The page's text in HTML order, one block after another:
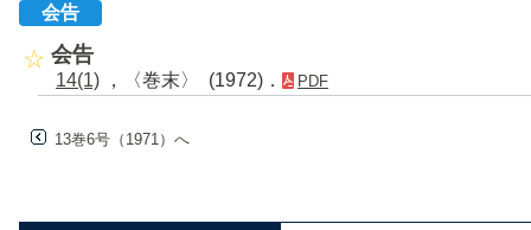
会告
会告
14(1) ，〈巻末〉 (1972)． PDF
13巻6号（1971）へ